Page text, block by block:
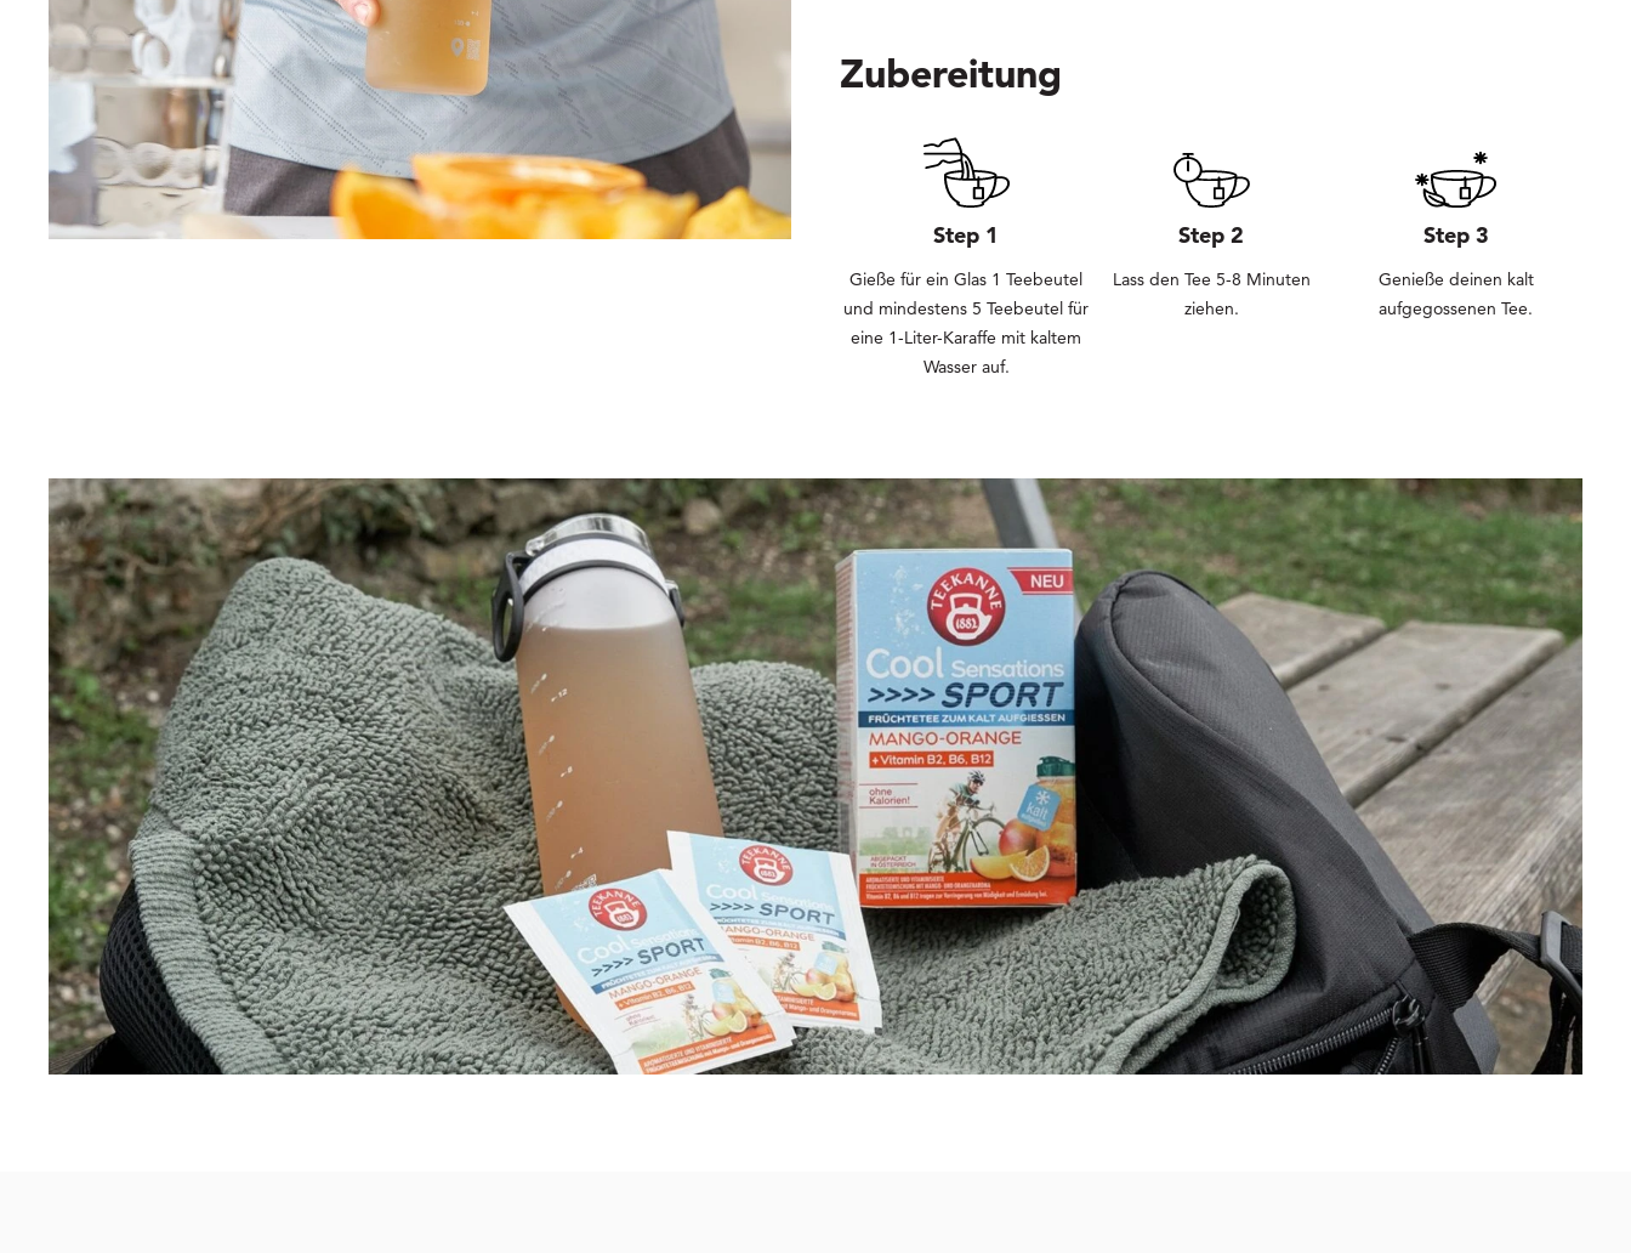
Zubereitung
Step 1
Gieße für ein Glas 1 Teebeutel
und mindestens 5 Teebeutel für
eine 1-Liter-Karaffe mit kaltem
Wasser auf.
Step 2
Lass den Tee 5-8 Minuten
ziehen.
Step 3
Genieße deinen kalt
aufgegossenen Tee.